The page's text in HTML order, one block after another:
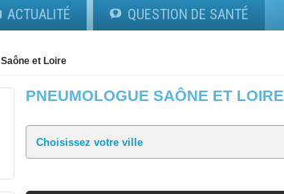
ACTUALITÉ QUESTION DE SANTÉ
Saône et Loire
PNEUMOLOGUE SAÔNE ET LOIRE